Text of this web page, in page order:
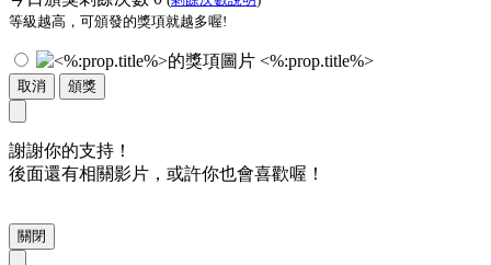
等級越高，可頒發的獎項就越多喔!
<%:prop.title%>
取消 頒獎
謝謝你的支持！
後面還有相關影片，或許你也會喜歡喔！
關閉